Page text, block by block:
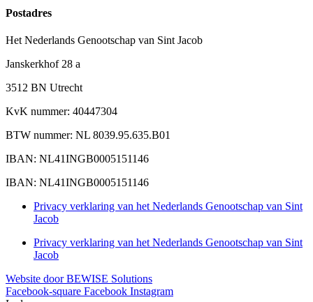
Postadres
Het Nederlands Genootschap van Sint Jacob
Janskerkhof 28 a
3512 BN Utrecht
KvK nummer: 40447304
BTW nummer: NL 8039.95.635.B01
IBAN: NL41INGB0005151146
IBAN: NL41INGB0005151146
Privacy verklaring van het Nederlands Genootschap van Sint
Jacob
Privacy verklaring van het Nederlands Genootschap van Sint
Jacob
Website door BEWISE Solutions
Facebook-square Facebook Instagram